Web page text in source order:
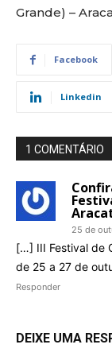
Grande) –
Facebook
Linkedin
1 COMENTÁRIO
25 de
[…] III Festival de
de 25 a 27 de
Responder
DEIXE UMA